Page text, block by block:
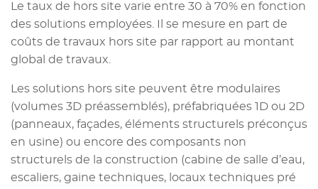
Le taux de hors site varie entre 30 à 70% en fonction
des solutions employées. Il se mesure en part de
coûts de travaux hors site par rapport au montant
global de travaux.
Les solutions hors site peuvent être modulaires
(volumes 3D préassemblés), préfabriquées 1D ou 2D
(panneaux, façades, éléments structurels préconçus
en usine) ou encore des composants non
structurels de la construction (cabine de salle d’eau,
escaliers, gaine techniques, locaux techniques pré